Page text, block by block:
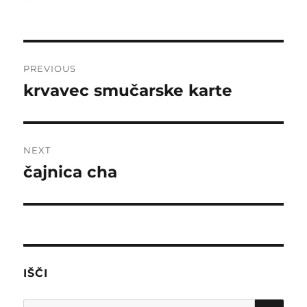
navigation
PREVIOUS
Previous
krvavec smučarske karte
NEXT
Next
čajnica cha
IŠČI